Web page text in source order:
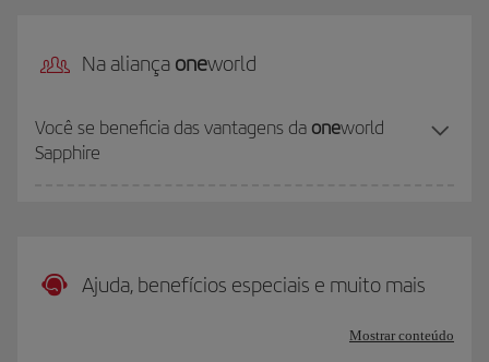
Na aliança oneworld
Você se beneficia das vantagens da oneworld
Sapphire
Ajuda, benefícios especiais e muito mais
Mostrar conteúdo